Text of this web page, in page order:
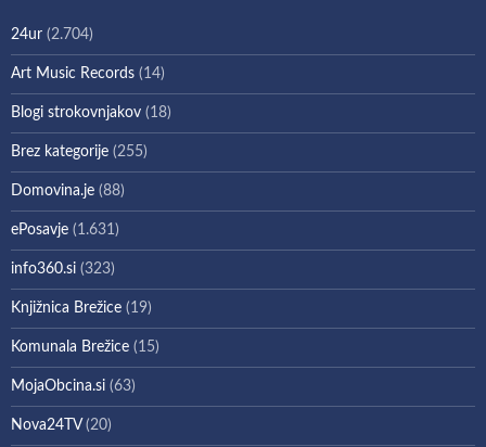
24ur (2.704)
Art Music Records (14)
Blogi strokovnjakov (18)
Brez kategorije (255)
Domovina.je (88)
ePosavje (1.631)
info360.si (323)
Knjižnica Brežice (19)
Komunala Brežice (15)
MojaObcina.si (63)
Nova24TV(20)